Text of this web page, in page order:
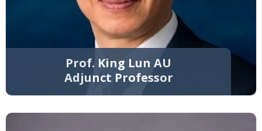
Prof. King Lun AU
Adjunct Professor